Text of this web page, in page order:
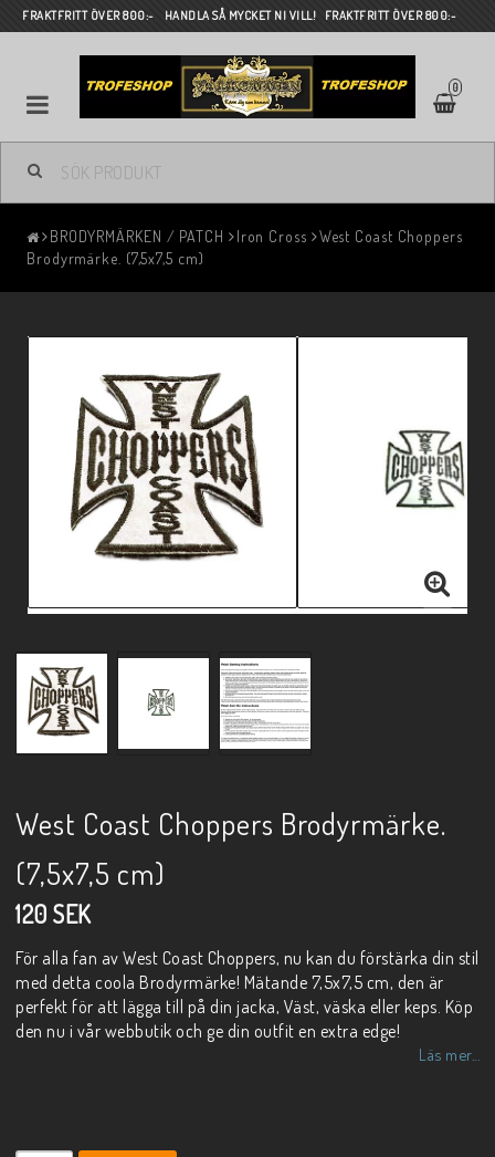
FRAKTFRITT ÖVER 800:- HANDLA SÅ MYCKET NI VILL! FRAKTFRITT ÖVER 800:-
0
BRODYRMÄRKEN / PATCH Iron Cross
West Coast Choppers
Brodyrmärke. (7,5x7,5 cm)
West Coast Choppers Brodyrmärke.
(7,5x7,5 cm)
120 SEK
För alla fan av West Coast Choppers, nu kan du förstärka din stil
med detta coola Brodyrmärke! Mätande 7,5x7,5 cm, den är
perfekt för att lägga till på din jacka, Väst, väska eller keps. Köp
den nu i vår webbutik och ge din outfit en extra edge!
Läs mer...